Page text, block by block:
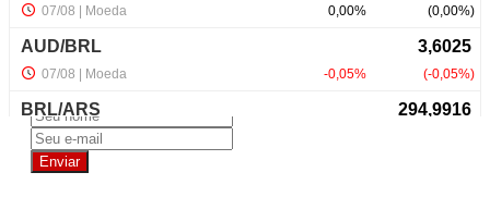
NewsLetter